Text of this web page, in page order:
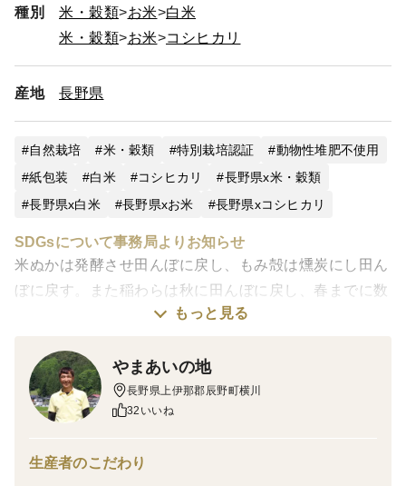
種別 米・穀類 お米
白米
米・穀類
お米 コシヒカリ
産地 長野県
自然栽培 米・穀類 特別栽培認証
動物性堆肥不使用
紙包装
白米 コシヒカリ
長野県x米・穀類
長野県x白米
長野県xお米 長野県xコシヒカリ
SDGsについて事務局よりお知らせ
米ぬかは発酵させ田んぼに戻し、もみ殻は燻炭にし田ん
ぼに戻す。また稲わらは秋に田んぼに戻し、春までに数
回土と撹拌して発酵を促すなど次の稲作の循環の手助け
----------------------------
令和７年産新米 自然栽培コシヒカリ【穂のあかり】
農薬・肥料ともに不使用！
発売日：10月1日（水）
もっと見る
やまあいの地
長野県上伊那郡辰野町横川
32いいね
生産者のこだわり